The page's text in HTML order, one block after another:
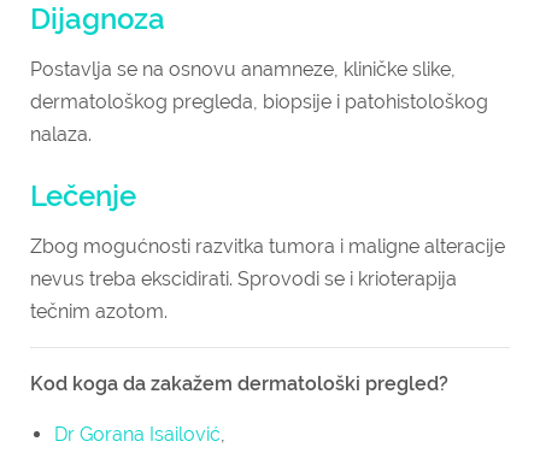
Dijagnoza
Postavlja se na osnovu anamneze, kliničke slike,
dermatološkog pregleda, biopsije i patohistološkog
nalaza.
Lečenje
Zbog mogućnosti razvitka tumora i maligne alteracije
nevus treba ekscidirati. Sprovodi se i krioterapija
tečnim azotom.
Kod koga da zakažem dermatološki pregled?
Dr Gorana Isailović,